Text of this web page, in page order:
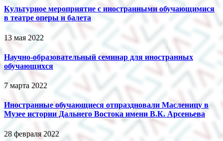
Культурное мероприятие с иностранными обучающимися
в театре оперы и балета
13 мая 2022
Научно-образовательный семинар для иностранных
обучающихся
7 марта 2022
Иностранные обучающиеся отпраздновали Масленицу в
Музее истории Дальнего Востока имени В.К. Арсеньева
28 февраля 2022